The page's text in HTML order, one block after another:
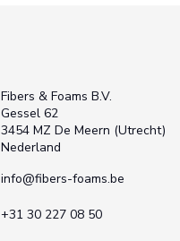
Fibers & Foams B.V.
Gessel 62
3454 MZ De Meern (Utrecht)
Nederland
info@fibers-foams.be
+31 30 227 08 50